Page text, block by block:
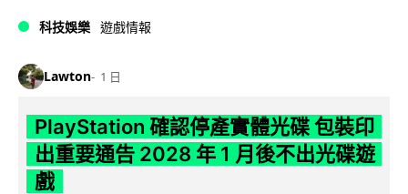
科技娛樂 遊戲情報
Lawton 1 日
PlayStation 確認停產實體光碟 包裝印
出重要通告 2028 年 1 月後不出光碟遊
戲